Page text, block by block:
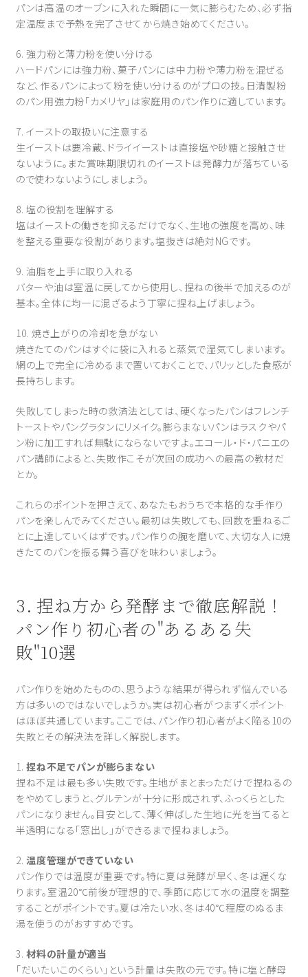
パンは高温のオーブンに入れた瞬間に一気に膨らむため、必ず指
定温度まで予熱を完了させてから焼き始めてください。
6. 強力粉と薄力粉を使い分ける
ハードパンには強力粉、菓子パンには中力粉や薄力粉を混ぜる
など、作るパンによって粉を使い分けるのがプロの技。日清製粉
のパン用強力粉「カメリヤ」は家庭用のパン作りに適しています。
7. イーストの取扱いに注意する
生イーストは要冷蔵、ドライイーストは直接塩や砂糖と接触させ
ないように。また賞味期限切れのイーストは発酵力が落ちている
ので使わないようにしましょう。
8. 塩の役割を理解する
塩はイーストの働きを抑えるだけでなく、生地の強度を高め、味
を整える重要な役割があります。塩抜きは絶対NGです。
9. 油脂を上手に取り入れる
バターや油は室温に戻してから使用し、捏ねの後半で加えるのが
基本。全体に均一に混ざるよう丁寧に捏ね上げましょう。
10. 焼き上がりの冷却を急がない
焼きたてのパンはすぐに袋に入れると蒸気で湿気てしまいます。
網の上で完全に冷めるまで置いておくことで、パリッとした食感が
長持ちします。
失敗してしまった時の救済法としては、硬くなったパンはフレンチ
トーストやパングラタンにリメイク。膨らまないパンはラスクやパ
ン粉に加工すれば無駄にならないですよ。エコール・ド・パニエの
パン講師によると、失敗作こそが次回の成功への最高の教材だ
とか。
これらのポイントを押さえて、あなたもおうちで本格的な手作り
パンを楽しんでみてください。最初は失敗しても、回数を重ねるご
とに上達していくはずです。パン作りの腕を磨いて、大切な人に焼
きたてのパンを振る舞う喜びを味わいましょう。
3. 捏ね方から発酵まで徹底解説！
パン作り初心者の"あるある失
敗"10選
パン作りを始めたものの、思うような結果が得られず悩んでいる
方は多いのではないでしょうか。実は初心者がつまずくポイント
はほぼ共通しています。ここでは、パン作り初心者がよく陥る10の
失敗とその解決法を詳しく解説します。
1.捏ね不足でパンが膨らまない
捏ね不足は最も多い失敗です。生地がまとまっただけで捏ねるの
をやめてしまうと、グルテンが十分に形成されず、ふっくらとした
パンになりません。目安として、薄く伸ばした生地に光を当てると
半透明になる「窓出し」ができるまで捏ねましょう。
2. 温度管理ができていない
パン作りでは温度が重要です。特に夏は発酵が早く、冬は遅くな
ります。室温20℃前後が理想的で、季節に応じて水の温度を調整
することがポイントです。夏は冷たい水、冬は40℃程度のぬるま
湯を使うのがおすすめです。
3.材料の計量が適当
「だいたいこのくらい」という計量は失敗の元です。特に塩と酵母